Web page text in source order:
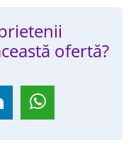
ofertă?